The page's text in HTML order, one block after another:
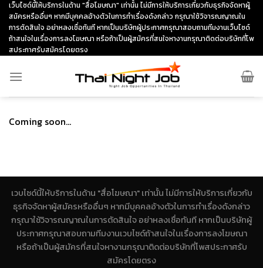
Skip
content
เว็บไซด์นี้ให้บริการในด้าน "สื่อโฆษณา" เท่านั้น ไม่มีการให้บริการเกี่ยวกับธุรกิจจัดหาผู้
สมัครหรืออื่นๆ หากมีบุคคลอ้างตัวในการทำเรื่องดังกล่าว กรุณาใช้วิจารณญาณใน
การตัดสินใจ อย่าหลงเชื่อทันที หากเป็นบริษัทผู้ประกาศกรุณาสอบถามทีมงานเว็บไซด์
ถ้าสนใจในเรื่องการลงโฆษณา หรือถ้าเป็นผู้สมัครที่สนใจหางานกรุณาติดต่อบริษัทที่โพ
สประกาศรับสมัครโดยตรง
Coming soon…
เวบไซด์นี้ให้บริการในด้าน "สื่อโฆษณา" เท่านั้น ไม่มีการให้บริการเกี่ยวกับ
ธุรกิจจัดหาผู้สมัครหรืออื่นๆ หากมีบุคคลอ้างตัวในการทำเรื่องดังกล่าว
กรุณาใช้วิจารณญาณในการตัดสินใจ อย่าหลงเชื่อทันที หากเป็นบริษัทผู้
ประกาศกรุณาสอบถามทีมงานเวบไซด์ถ้าสนใจในเรื่องการลงโฆษณา
หรือถ้าเป็นผู้สมัครที่สนใจหางานกรุณาติดต่อบริษัทที่โพสประกาศรับ
สมัครโดยตรง